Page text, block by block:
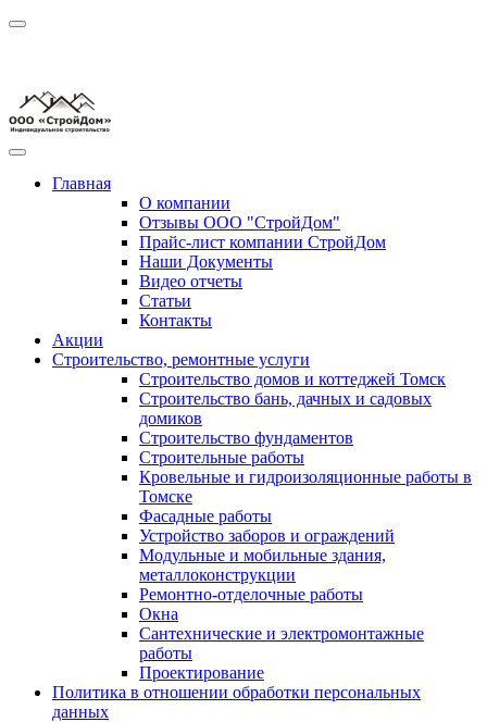
Главная
О компании
Отзывы ООО "СтройДом"
Прайс-лист компании СтройДом
Наши Документы
Видео отчеты
Статьи
Контакты
Акции
Строительство, ремонтные услуги
Строительство домов и коттеджей Томск
Строительство бань, дачных и садовых
домиков
Строительство фундаментов
Строительные работы
Кровельные и гидроизоляционные работы в
Томске
Фасадные работы
Устройство заборов и ограждений
Модульные и мобильные здания,
металлоконструкции
Ремонтно-отделочные работы
Окна
Сантехнические и электромонтажные
работы
Проектирование
Политика в отношении обработки персональных
данных